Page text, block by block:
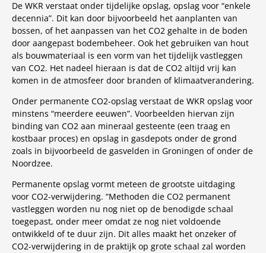
De WKR verstaat onder tijdelijke opslag, opslag voor “enkele
decennia”. Dit kan door bijvoorbeeld het aanplanten van
bossen, of het aanpassen van het CO2 gehalte in de boden
door aangepast bodembeheer. Ook het gebruiken van hout
als bouwmateriaal is een vorm van het tijdelijk vastleggen
van CO2. Het nadeel hieraan is dat de CO2 altijd vrij kan
komen in de atmosfeer door branden of klimaatverandering.
Onder permanente CO2-opslag verstaat de WKR opslag voor
minstens “meerdere eeuwen”. Voorbeelden hiervan zijn
binding van CO2 aan mineraal gesteente (een traag en
kostbaar proces) en opslag in gasdepots onder de grond
zoals in bijvoorbeeld de gasvelden in Groningen of onder de
Noordzee.
Permanente opslag vormt meteen de grootste uitdaging
voor CO2-verwijdering. “Methoden die CO2 permanent
vastleggen worden nu nog niet op de benodigde schaal
toegepast, onder meer omdat ze nog niet voldoende
ontwikkeld of te duur zijn. Dit alles maakt het onzeker of
CO2-verwijdering in de praktijk op grote schaal zal worden